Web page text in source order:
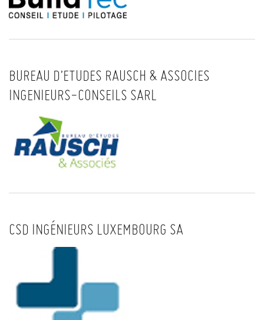
BUREAU D’ETUDES RAUSCH & ASSOCIES
INGENIEURS-CONSEILS SARL
CSD INGÉNIEURS LUXEMBOURG SA